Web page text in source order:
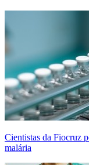
Cientistas da Fiocruz
malária